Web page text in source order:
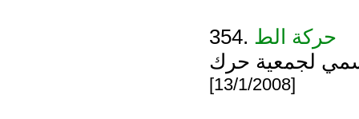
354. حركة الط
لجمعية حرك
[13/1/2008]